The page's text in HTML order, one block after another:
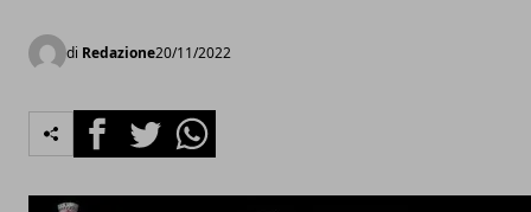
di Redazione20/11/2022
FacebookTwitterWhatsapp